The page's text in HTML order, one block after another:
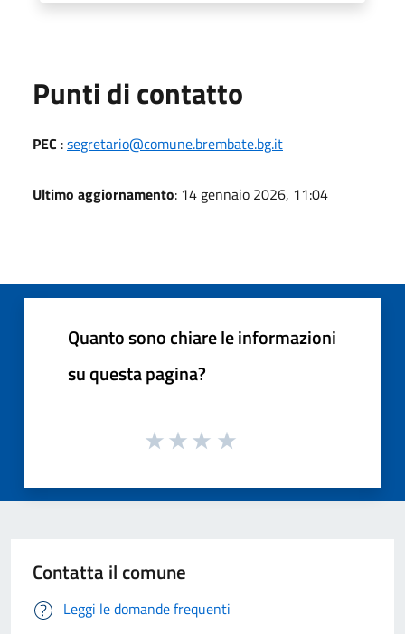
Punti di contatto
PEC :segretario@comune.brembate.bg.it
Ultimo aggiornamento: 14 gennaio 2026, 11:04
Quanto sono chiare le informazioni
su questa pagina?
Contatta il comune
Leggi le domande frequenti